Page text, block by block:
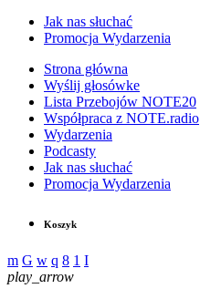
Jak nas słuchać
Promocja Wydarzenia
Strona główna
Wyślij głosówke
Lista Przebojów NOTE20
Współpraca z NOTE.radio
Wydarzenia
Podcasty
Jak nas słuchać
Promocja Wydarzenia
Koszyk
play_arrow